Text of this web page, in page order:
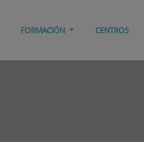
FORMACIÓN CENTROS